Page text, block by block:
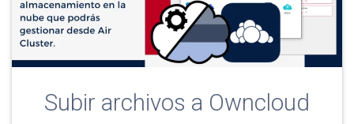
Subir archivos a Owncloud